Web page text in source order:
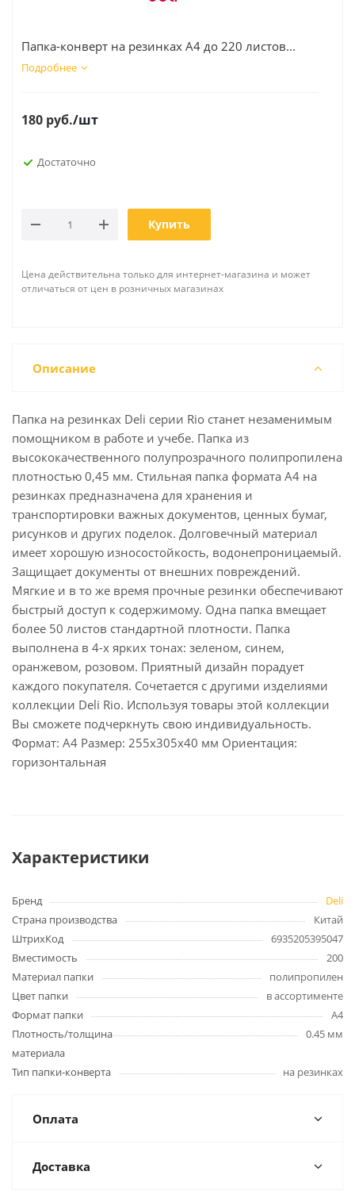
Папка-конверт на резинках А4 до 220 листов...
Подробнее
180 руб./шт
Достаточно
Купить
Цена действительна только для интернет-магазина и может
отличаться от цен в розничных магазинах
Описание
Папка на резинках Deli серии Rio станет незаменимым
помощником в работе и учебе. Папка из
высококачественного полупрозрачного полипропилена
плотностью 0,45 мм. Стильная папка формата А4 на
резинках предназначена для хранения и
транспортировки важных документов, ценных бумаг,
рисунков и других поделок. Долговечный материал
имеет хорошую износостойкость, водонепроницаемый.
Защищает документы от внешних повреждений.
Мягкие и в то же время прочные резинки обеспечивают
быстрый доступ к содержимому. Одна папка вмещает
более 50 листов стандартной плотности. Папка
выполнена в 4-х ярких тонах: зеленом, синем,
оранжевом, розовом. Приятный дизайн порадует
каждого покупателя. Сочетается с другими изделиями
коллекции Deli Rio. Используя товары этой коллекции
Вы сможете подчеркнуть свою индивидуальность.
Формат: А4 Размер: 255x305х40 мм Ориентация:
горизонтальная
Характеристики
Бренд
Deli
Страна производства
Китай
ШтрихКод
6935205395047
Вместимость
200
Материал папки
полипропилен
Цвет папки
в ассортименте
Формат папки
А4
Плотность/толщина
материала
0.45 мм
Тип папки-конверта на резинках
Оплата
Доставка